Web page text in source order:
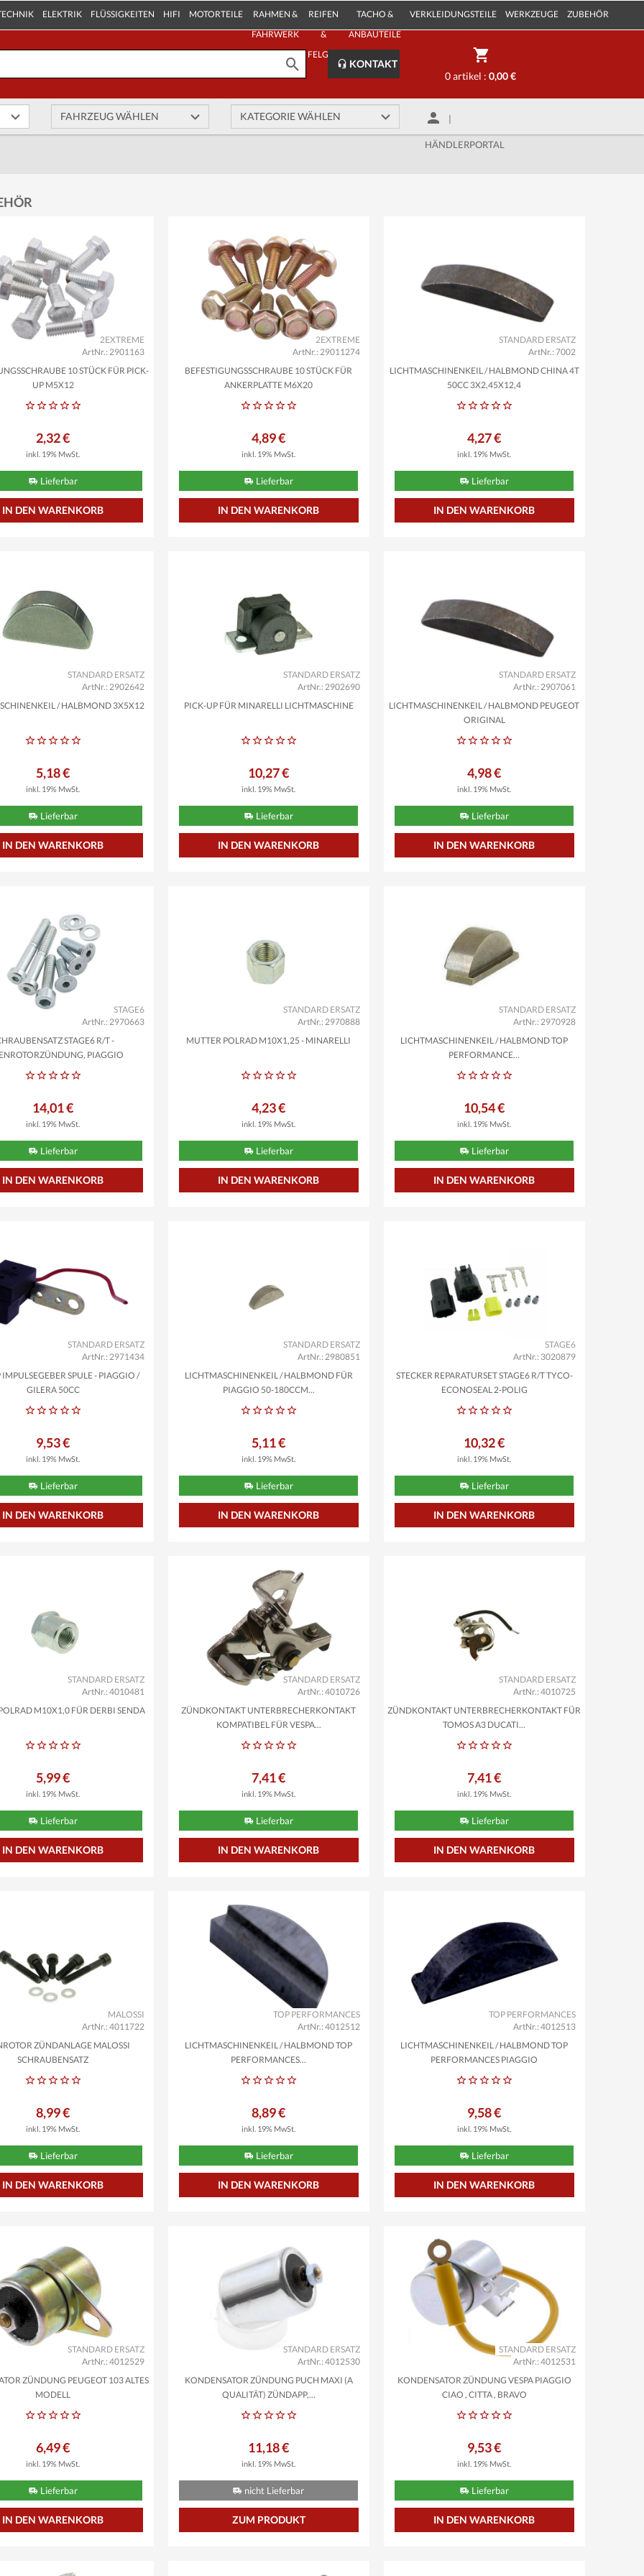
ELEKTRIK FLÜSSIGKEITEN HIFI MOTORTEILE
RAHMEN &
FAHRWERK
REIFEN
&
FELGEN
TACHO &
ANBAUTEILE
VERKLEIDUNGSTEILE WERKZEUGE ZUBEHÖR
KONTAKT
0 artikel :0,00 €
|
HÄNDLERPORTAL
ArtNr.: 2901163
2EXTREME
10 STÜCK FÜR PICK-
UP M5X12
2,32 €
inkl. 19% MwSt.
Lieferbar
ArtNr.: 29011274
2EXTREME
BEFESTIGUNGSSCHRAUBE 10 STÜCK FÜR
ANKERPLATTE M6X20
4,89 €
inkl. 19% MwSt.
Lieferbar
ArtNr.: 7002
STANDARD ERSATZ
LICHTMASCHINENKEIL / HALBMOND CHINA 4T
50CC 3X2,45X12,4
4,27 €
inkl. 19% MwSt.
Lieferbar
ArtNr.: 2902642
STANDARD ERSATZ
/ HALBMOND 3X5X12
5,18 €
inkl. 19% MwSt.
Lieferbar
ArtNr.: 2902690
STANDARD ERSATZ
PICK-UP FÜR MINARELLI LICHTMASCHINE
10,27 €
inkl. 19% MwSt.
Lieferbar
ArtNr.: 2907061
STANDARD ERSATZ
LICHTMASCHINENKEIL / HALBMOND PEUGEOT
ORIGINAL
4,98 €
inkl. 19% MwSt.
Lieferbar
ArtNr.: 2970663
STAGE6
STAGE6 R/T -
PIAGGIO
14,01 €
inkl. 19% MwSt.
Lieferbar
ArtNr.: 2970888
STANDARD ERSATZ
MUTTER POLRAD M10X1,25 - MINARELLI
4,23 €
inkl. 19% MwSt.
Lieferbar
ArtNr.: 2970928
STANDARD ERSATZ
LICHTMASCHINENKEIL / HALBMOND TOP
PERFORMANCE...
10,54 €
inkl. 19% MwSt.
Lieferbar
ArtNr.: 2971434
STANDARD ERSATZ
IMPULSEGEBER SPULE - PIAGGIO /
GILERA 50CC
9,53 €
inkl. 19% MwSt.
Lieferbar
ArtNr.: 2980851
STANDARD ERSATZ
LICHTMASCHINENKEIL / HALBMOND FÜR
PIAGGIO 50-180CCM...
5,11 €
inkl. 19% MwSt.
Lieferbar
ArtNr.: 3020879
STAGE6
STECKER REPARATURSET STAGE6 R/T TYCO-
ECONOSEAL 2-POLIG
10,32 €
inkl. 19% MwSt.
Lieferbar
ArtNr.: 4010481
STANDARD ERSATZ
M10X1,0 FÜR DERBI SENDA
5,99 €
inkl. 19% MwSt.
Lieferbar
ArtNr.: 4010726
STANDARD ERSATZ
ZÜNDKONTAKT UNTERBRECHERKONTAKT
KOMPATIBEL FÜR VESPA...
7,41 €
inkl. 19% MwSt.
Lieferbar
ArtNr.: 4010725
STANDARD ERSATZ
ZÜNDKONTAKT UNTERBRECHERKONTAKT FÜR
TOMOS A3 DUCATI...
7,41 €
inkl. 19% MwSt.
Lieferbar
ArtNr.: 4011722
MALOSSI
ZÜNDANLAGE MALOSSI
SCHRAUBENSATZ
8,99 €
inkl. 19% MwSt.
Lieferbar
ArtNr.: 4012512
TOP PERFORMANCES
LICHTMASCHINENKEIL / HALBMOND TOP
PERFORMANCES...
8,89 €
inkl. 19% MwSt.
Lieferbar
ArtNr.: 4012513
TOP PERFORMANCES
LICHTMASCHINENKEIL / HALBMOND TOP
PERFORMANCES PIAGGIO
9,58 €
inkl. 19% MwSt.
Lieferbar
ArtNr.: 4012529
STANDARD ERSATZ
ZÜNDUNG PEUGEOT 103 ALTES
MODELL
6,49 €
inkl. 19% MwSt.
Lieferbar
ArtNr.: 4012530
STANDARD ERSATZ
KONDENSATOR ZÜNDUNG PUCH MAXI (A
QUALITÄT) ZÜNDAPP,...
11,18 €
inkl. 19% MwSt.
nicht Lieferbar
ZUM PRODUKT
ArtNr.: 4012531
STANDARD ERSATZ
KONDENSATOR ZÜNDUNG VESPA PIAGGIO
CIAO , CITTA , BRAVO
9,53 €
inkl. 19% MwSt.
Lieferbar